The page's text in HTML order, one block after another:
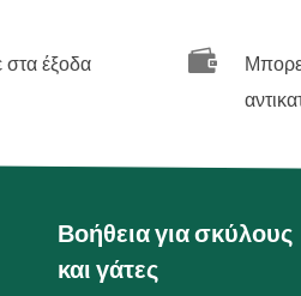
στα έξοδα

Βοήθεια για σκύλους
και γάτες